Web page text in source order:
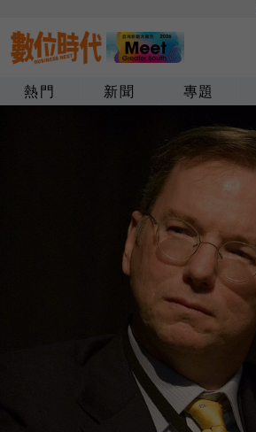
熱門 新聞 專題